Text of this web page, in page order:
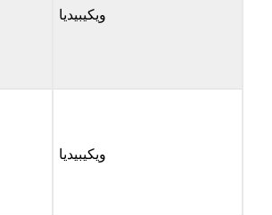
ويكيبيديا
ويكيبيديا